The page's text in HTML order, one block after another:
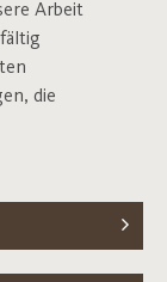
Arbeit
die